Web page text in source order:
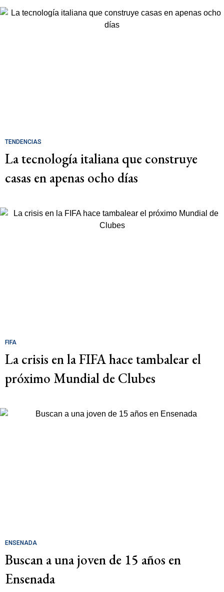
TENDENCIAS
La tecnología italiana que construye
casas en apenas ocho días
FIFA
La crisis en la FIFA hace tambalear el
próximo Mundial de Clubes
ENSENADA
Buscan a una joven de 15 años en
Ensenada